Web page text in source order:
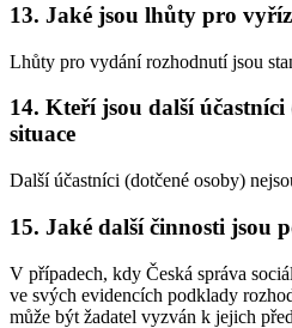
13. Jaké jsou lhůty pro
Lhůty pro vydání rozhodnutí jsou
14. Kteří jsou další
situace
Další účastníci (dotčené osoby)
15. Jaké další činnosti jsou
V případech, kdy Česká správa
ve svých evidencích podklady
může být žadatel vyzván k jejich